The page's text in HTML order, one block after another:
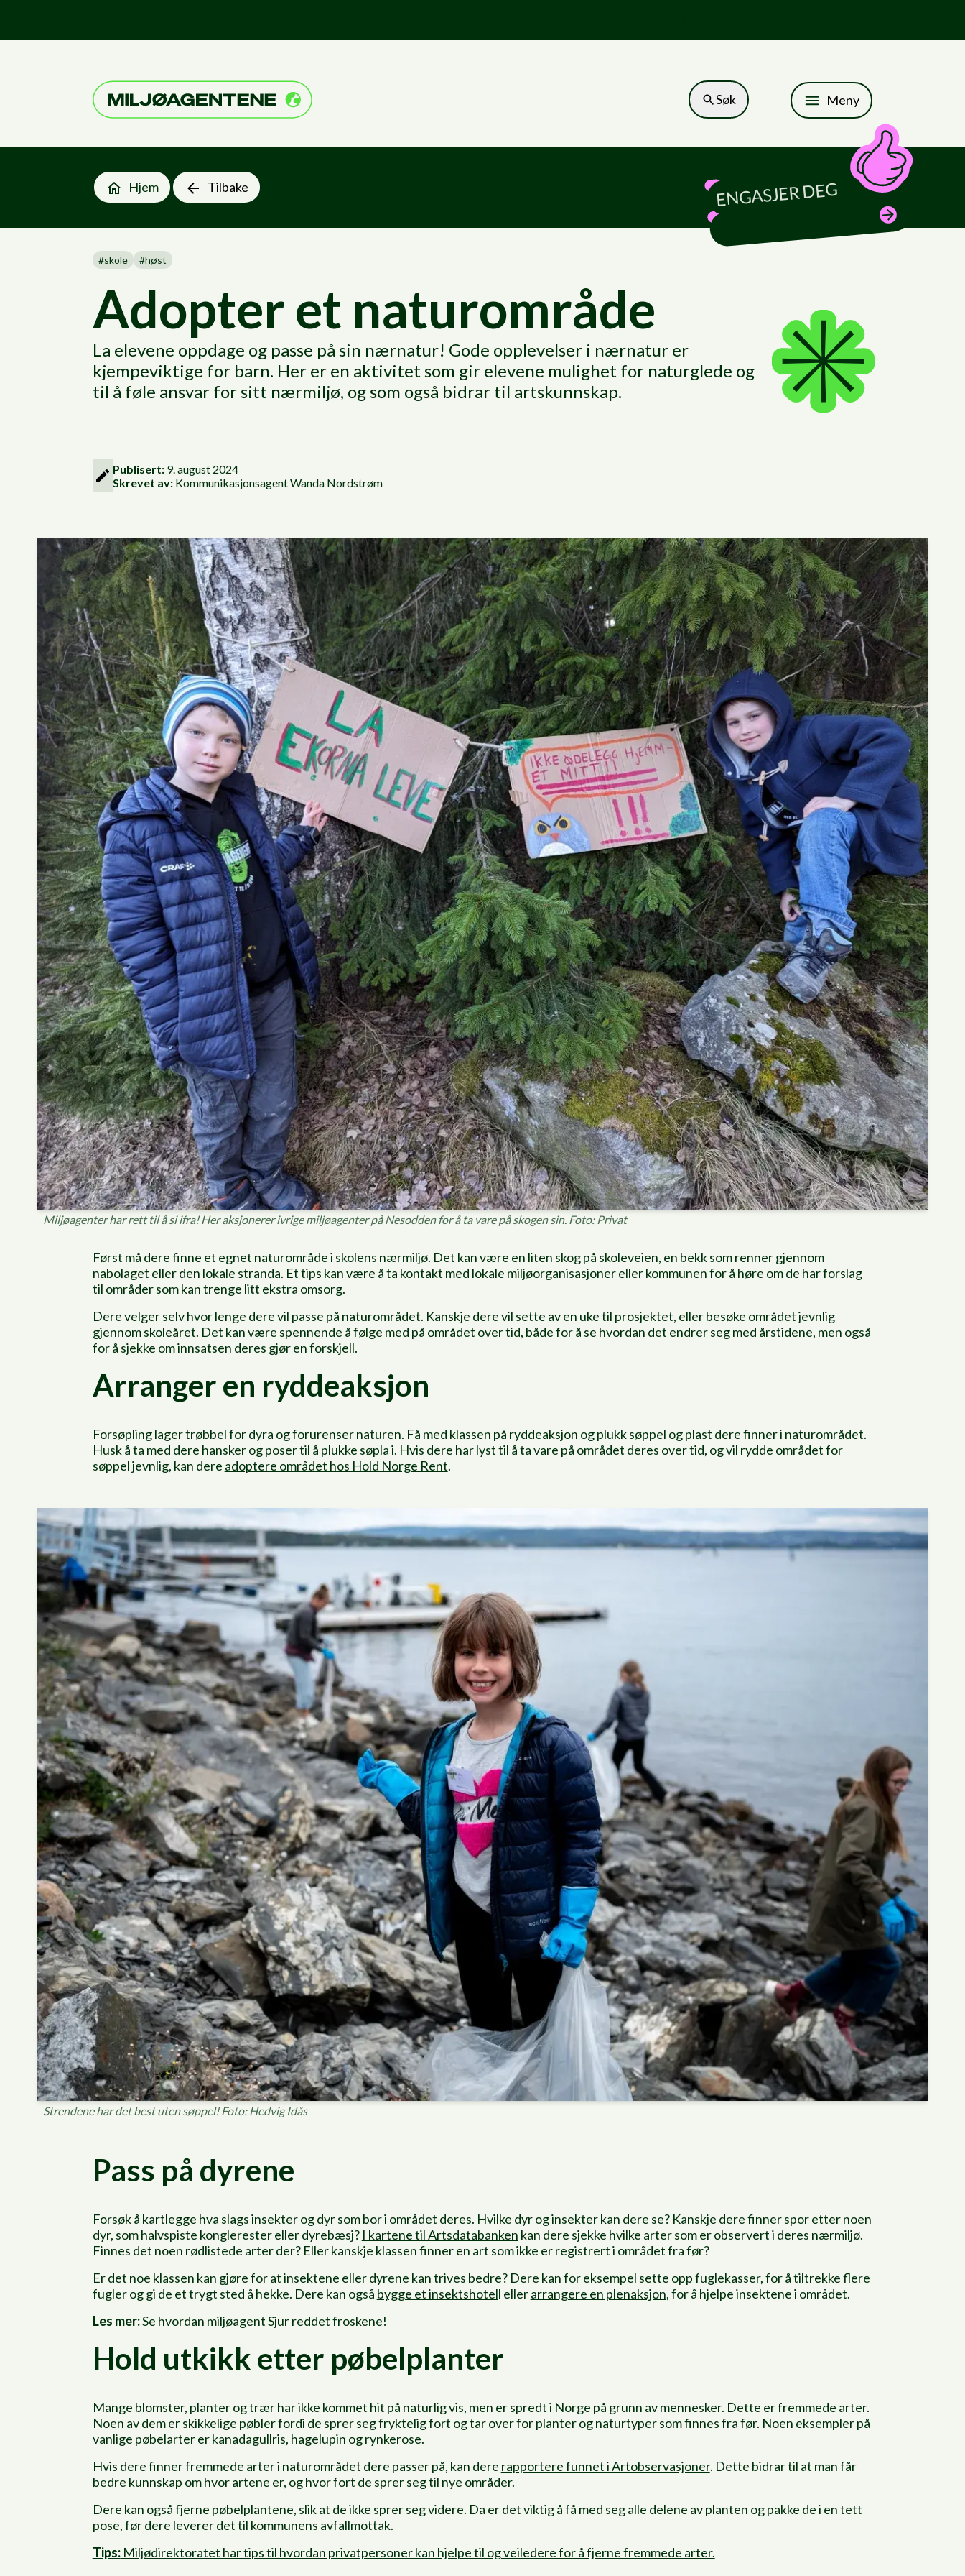
Til forsiden
Søk Meny
Hjem Tilbake ENGASJER DEG
— BLI MILJØAGENT
#skole #høst
Adopter et naturområde
La elevene oppdage og passe på sin nærnatur! Gode opplevelser i nærnatur er
kjempeviktige for barn. Her er en aktivitet som gir elevene mulighet for naturglede og
til å føle ansvar for sitt nærmiljø, og som også bidrar til artskunnskap.
Publisert: 9. august 2024
Skrevet av: KommunikasjonsagentWanda Nordstrøm
Miljøagenter har rett til å si ifra! Her aksjonerer ivrige miljøagenter på Nesodden for å ta vare på skogen sin. Foto: Privat
Først må dere finne et egnet naturområde i skolens nærmiljø. Det kan være en liten skog på skoleveien, en bekk som renner gjennom
nabolaget eller den lokale stranda. Et tips kan være å ta kontakt med lokale miljøorganisasjoner eller kommunen for å høre om de har forslag
til områder som kan trenge litt ekstra omsorg.
Dere velger selv hvor lenge dere vil passe på naturområdet. Kanskje dere vil sette av en uke til prosjektet, eller besøke området jevnlig
gjennom skoleåret. Det kan være spennende å følge med på området over tid, både for å se hvordan det endrer seg med årstidene, men også
for å sjekke om innsatsen deres gjør en forskjell.
Arranger en ryddeaksjon
Forsøpling lager trøbbel for dyra og forurenser naturen. Få med klassen på ryddeaksjon og plukk søppel og plast dere finner i naturområdet.
Husk å ta med dere hansker og poser til å plukke søpla i. Hvis dere har lyst til å ta vare på området deres over tid, og vil rydde området for
søppel jevnlig, kan dere adoptere området hos Hold Norge Rent.
Strendene har det best uten søppel! Foto: Hedvig Idås
Pass på dyrene
Forsøk å kartlegge hva slags insekter og dyr som bor i området deres. Hvilke dyr og insekter kan dere se? Kanskje dere finner spor etter noen
dyr, som halvspiste konglerester eller dyrebæsj? I kartene til Artsdatabanken kan dere sjekke hvilke arter som er observert i deres nærmiljø.
Finnes det noen rødlistede arter der? Eller kanskje klassen finner en art som ikke er registrert i området fra før?
Er det noe klassen kan gjøre for at insektene eller dyrene kan trives bedre? Dere kan for eksempel sette opp fuglekasser, for å tiltrekke flere
fugler og gi de et trygt sted å hekke. Dere kan også bygge et insektshotell ellerarrangere en plenaksjon, for å hjelpe insektene i området.
Les mer:Se hvordan miljøagent Sjur reddet froskene!
Hold utkikk etter pøbelplanter
Mange blomster, planter og trær har ikke kommet hit på naturlig vis, men er spredt i Norge på grunn av mennesker. Dette er fremmede arter.
Noen av dem er skikkelige pøbler fordi de sprer seg fryktelig fort og tar over for planter og naturtyper som finnes fra før. Noen eksempler på
vanlige pøbelarter er kanadagullris, hagelupin og rynkerose.
Hvis dere finner fremmede arter i naturområdet dere passer på, kan dere rapportere funnet i Artobservasjoner. Dette bidrar til at man får
bedre kunnskap om hvor artene er, og hvor fort de sprer seg til nye områder.
Dere kan også fjerne pøbelplantene, slik at de ikke sprer seg videre. Da er det viktig å få med seg alle delene av planten og pakke de i en tett
pose, før dere leverer det til kommunens avfallmottak.
Tips:Miljødirektoratet har tips til hvordan privatpersoner kan hjelpe til og veiledere for å fjerne fremmede arter.